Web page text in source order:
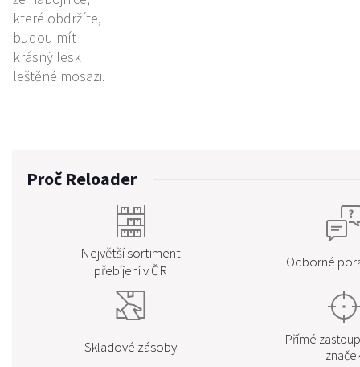
Proč Reloader
Největší sortiment
přebíjení v ČR
Odborné
Skladové zásoby
které obdržíte,
budou mít
krásný lesk
leštěné mosazi.